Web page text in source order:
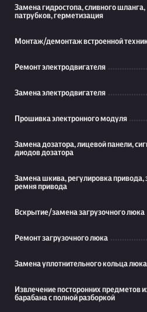
Замена гидростопа, сливного шланга,
патрубков, герметизация
Монтаж/демонтаж встроенной
Ремонт электродвигателя
Замена электродвигателя
Прошивка электронного модуля
Замена дозатора, лицевой панели,
диодов дозатора
Замена шкива, регулировка привода,
ремня привода
Вскрытие/замена загрузочного люка
Ремонт загрузочного люка
Замена уплотнительного кольца люка
Извлечение посторонних предметов
барабана с полной разборкой